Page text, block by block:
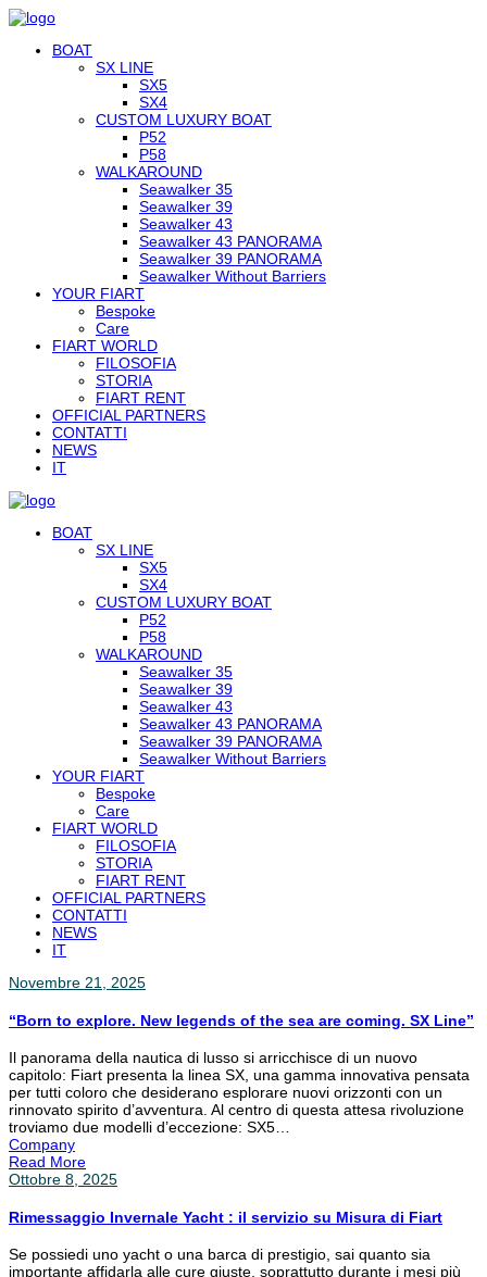
BOAT
SX LINE
SX5
SX4
CUSTOM LUXURY BOAT
P52
P58
WALKAROUND
Seawalker 35
Seawalker 39
Seawalker 43
Seawalker 43 PANORAMA
Seawalker 39 PANORAMA
Seawalker Without Barriers
YOUR FIART
Bespoke
Care
FIART WORLD
FILOSOFIA
STORIA
FIART RENT
OFFICIAL PARTNERS
CONTATTI
NEWS
IT
BOAT
SX LINE
SX5
SX4
CUSTOM LUXURY BOAT
P52
P58
WALKAROUND
Seawalker 35
Seawalker 39
Seawalker 43
Seawalker 43 PANORAMA
Seawalker 39 PANORAMA
Seawalker Without Barriers
YOUR FIART
Bespoke
Care
FIART WORLD
FILOSOFIA
STORIA
FIART RENT
OFFICIAL PARTNERS
CONTATTI
NEWS
IT
Novembre 21, 2025
“Born to explore. New legends of the sea are coming. SX Line”
Il panorama della nautica di lusso si arricchisce di un nuovo
capitolo: Fiart presenta la linea SX, una gamma innovativa pensata
per tutti coloro che desiderano esplorare nuovi orizzonti con un
rinnovato spirito d’avventura. Al centro di questa attesa rivoluzione
troviamo due modelli d’eccezione: SX5…
Company
Read More
Ottobre 8, 2025
Rimessaggio Invernale Yacht : il servizio su Misura di Fiart
Se possiedi uno yacht o una barca di prestigio, sai quanto sia
importante affidarla alle cure giuste, soprattutto durante i mesi più